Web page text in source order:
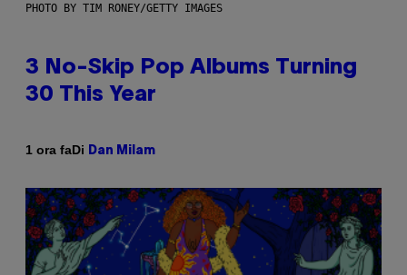
PHOTO BY TIM RONEY/GETTY IMAGES
3 No-Skip Pop Albums Turning
30 This Year
1 ora faDi Dan Milam